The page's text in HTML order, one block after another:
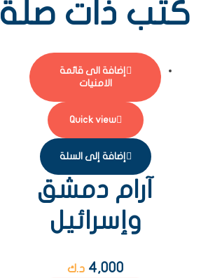
كتب ذات صلة
إضافة الى قائمة
الامنيات
Quick view
إضافة إلى السلة
آرام دمشق
وإسرائيل
4,000 د.ك